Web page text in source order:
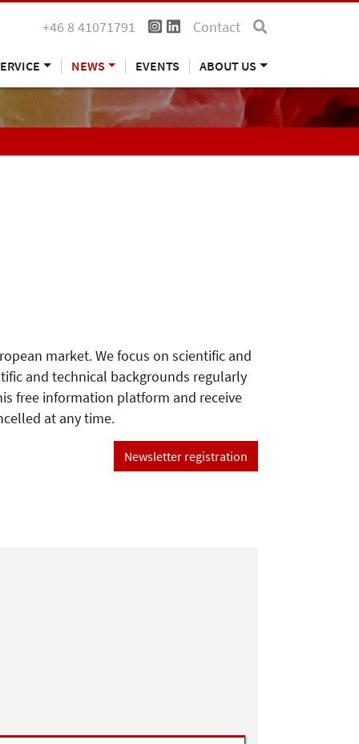
+46 8 41071791 Contact
NEWS EVENTS ABOUT US
market. We focus on scientific and
and technical backgrounds regularly
free information platform and receive
at any time.
Newsletter registration